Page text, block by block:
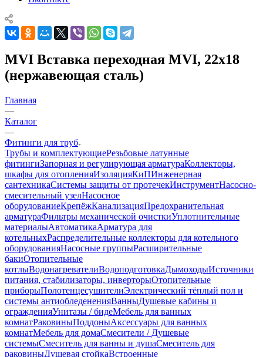
MVI Вставка переходная MVI, 22x18
(нержавеющая сталь)
Главная
—
Каталог
—
Фитинги для труб
Трубы и комплектующиеРезьбовые латунные
фитингиЗапорная и регулирующая арматураКоллекторы,
шкафы для отопленияИзоляцияКиПИнженерная
сантехникаСистемы защиты от протечекИнструментНасосно-
смесительный узелНасосное
оборудованиеКрепёжКанализацияПредохранительная
арматураФильтры механической очисткиУплотнительные
материалыАвтоматикаАрматура для
котельныхРаспределительные коллекторы для котельного
оборудованияНасосные группыРасширительные
бакиОтопительные
котлыВодонагревателиВодоподготовкаДымоходыИсточники
питания, стабилизаторы, инверторыОтопительные
приборыПолотенцесушителиЭлектрический тёплый пол и
системы антиобледененияВанныДушевые кабины и
огражденияУнитазы / бидеМебель для ванных
комнатРаковиныПоддоныАксессуары для ванных
комнатМебель для домаСмесители / Душевые
системыСмеситель для ванны и душаСмеситель для
раковиныДушевая стойкаВстроенные